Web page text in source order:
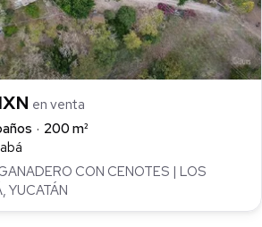
en venta
200 m²
CON CENOTES | LOS
YUCATÁN